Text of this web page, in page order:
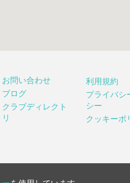
お問い合わせ
ブログ
クラブディレクト
リ
利用規約
プライバシ
シー
クッキーポ